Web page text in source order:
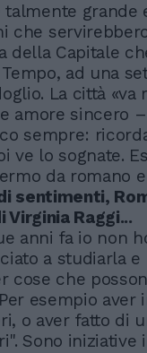
talmente grande
che
della Capitale
ad una
La città
amore sincero
sempre:
ve lo sognate.
da romano
sentimenti,
Virginia Raggi...
anni fa io non
a studiarla e
cose che
esempio aver
o aver fatto di
Sono
Rudy